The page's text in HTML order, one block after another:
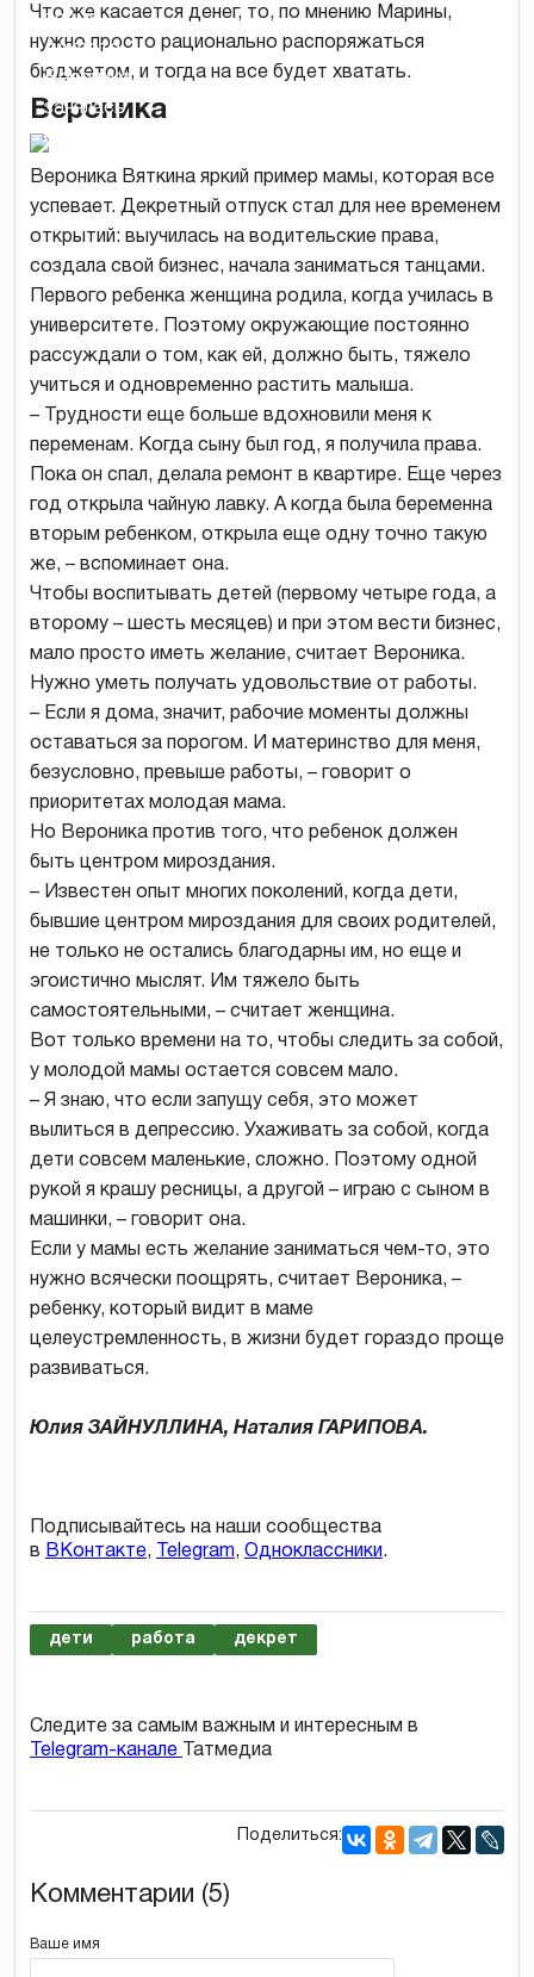
Что же касается денег, то, по мнению Марины,
нужно просто рационально распоряжаться
бюджетом, и тогда на все будет хватать.
Вероника
время
декрета
Вероника
занялась
бизнесом.
Вероника Вяткина яркий пример мамы, которая все
успевает. Декретный отпуск стал для нее временем
открытий: выучилась на водительские права,
создала свой бизнес, начала заниматься танцами.
Первого ребенка женщина родила, когда училась в
университете. Поэтому окружающие постоянно
рассуждали о том, как ей, должно быть, тяжело
учиться и одновременно растить малыша.
– Трудности еще больше вдохновили меня к
переменам. Когда сыну был год, я получила права.
Пока он спал, делала ремонт в квартире. Еще через
год открыла чайную лавку. А когда была беременна
вторым ребенком, открыла еще одну точно такую
же, – вспоминает она.
Чтобы воспитывать детей (первому четыре года, а
второму – шесть месяцев) и при этом вести бизнес,
мало просто иметь желание, считает Вероника.
Нужно уметь получать удовольствие от работы.
– Если я дома, значит, рабочие моменты должны
оставаться за порогом. И материнство для меня,
безусловно, превыше работы, – говорит о
приоритетах молодая мама.
Но Вероника против того, что ребенок должен
быть центром мироздания.
– Известен опыт многих поколений, когда дети,
бывшие центром мироздания для своих родителей,
не только не остались благодарны им, но еще и
эгоистично мыслят. Им тяжело быть
самостоятельными, – считает женщина.
Вот только времени на то, чтобы следить за собой,
у молодой мамы остается совсем мало.
– Я знаю, что если запущу себя, это может
вылиться в депрессию. Ухаживать за собой, когда
дети совсем маленькие, сложно. Поэтому одной
рукой я крашу ресницы, а другой – играю с сыном в
машинки, – говорит она.
Если у мамы есть желание заниматься чем-то, это
нужно всячески поощрять, считает Вероника, –
ребенку, который видит в маме
целеустремленность, в жизни будет гораздо проще
развиваться.
Юлия ЗАЙНУЛЛИНА, Наталия ГАРИПОВА.
Подписывайтесь на наши сообщества
в ВКонтакте, Telegram, Одноклассники.
дети работа декрет
Следите за самым важным и интересным в
Telegram-канале
Татмедиа
Поделиться:
Комментарии (5)
Ваше имя